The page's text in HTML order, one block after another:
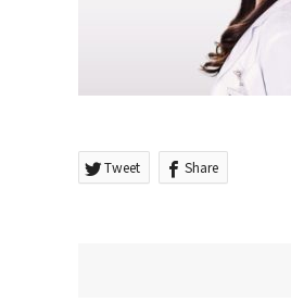
Tweet Share